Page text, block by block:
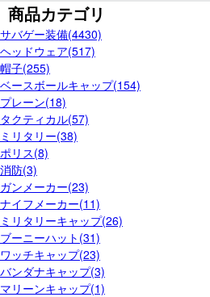
商品カテゴリ
サバゲー装備(4430)
ヘッドウェア(517)
帽子(255)
ベースボールキャップ(154)
プレーン(18)
タクティカル(57)
ミリタリー(38)
ポリス(8)
消防(3)
ガンメーカー(23)
ナイフメーカー(11)
ミリタリーキャップ(26)
ブーニーハット(31)
ワッチキャップ(23)
バンダナキャップ(3)
マリーンキャップ(1)